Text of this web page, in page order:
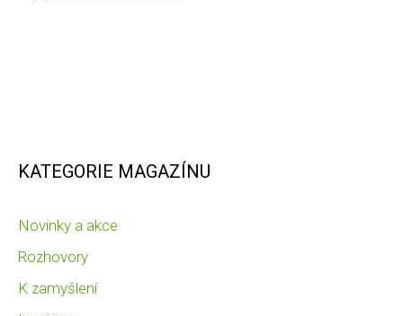
KATEGORIE MAGAZÍNU
Novinky a akce
Rozhovory
K zamyšlení